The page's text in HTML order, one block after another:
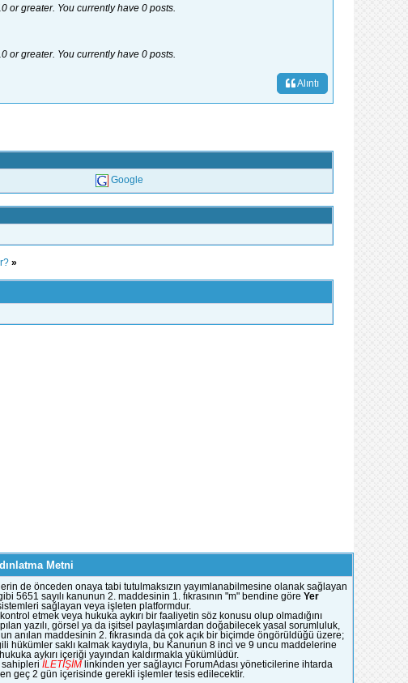
or greater. You currently have 0 posts.
or greater. You currently have 0 posts.
Alıntı
Google
»
Metni
de önceden onaya tabi tutulmaksızın yayımlanabilmesine olanak sağlayan
5651 sayılı kanunun 2. maddesinin 1. fıkrasının "m" bendine göre Yer
sağlayan veya işleten platformdur.
etmek veya hukuka aykırı bir faaliyetin söz konusu olup olmadığını
yazılı, görsel ya da işitsel paylaşımlardan doğabilecek yasal sorumluluk,
anılan maddesinin 2. fıkrasında da çok açık bir biçimde öngörüldüğü üzere;
hükümler saklı kalmak kaydıyla, bu Kanunun 8 inci ve 9 uncu maddelerine
aykırı içeriği yayından kaldırmakla yükümlüdür.
sahipleri İLETİŞİMlinkinden yer sağlayıcı ForumAdası yöneticilerine ihtarda
geç 2 gün içerisinde gerekli işlemler tesis edilecektir.